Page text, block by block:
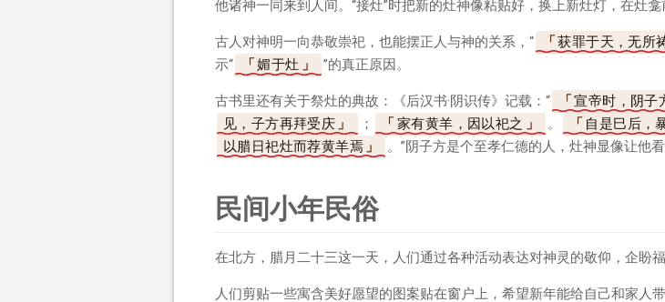
他诸神一同来到人间。“接灶”时把新的灶神像粘贴好，换上新灶灯，在灶龛
古人对神明一向恭敬崇祀，也能摆正人与神的关系，“ 获罪于天，无所
示“
媚于灶 ”的真正原因。
古书里还有关于祭灶的典故：《后汉书·阴识传》记载：“ 宣帝时，阴子
见，子方再拜受庆
； 家有黄羊，因以祀之 。 自是巳后，
以腊日祀灶而荐黄羊焉
。”阴子方是个至孝仁德的人，灶神显像让他
民间小年民俗
在北方，腊月二十三这一天，人们通过各种活动表达对神灵的敬仰，企盼
人们剪贴一些寓含美好愿望的图案贴在窗户上，希望新年能给自己和家人